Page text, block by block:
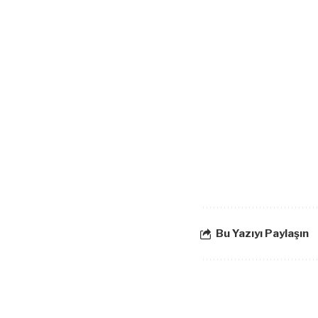
Bu Yazıyı Paylaşın